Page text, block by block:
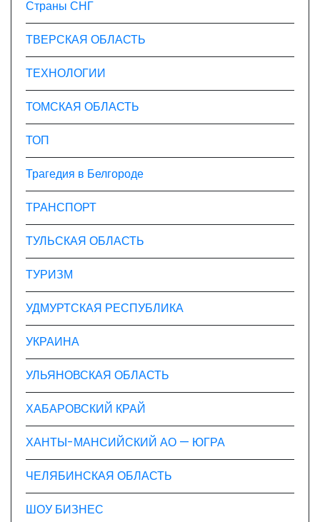
Страны СНГ
ТВЕРСКАЯ ОБЛАСТЬ
ТЕХНОЛОГИИ
ТОМСКАЯ ОБЛАСТЬ
ТОП
Трагедия в Белгороде
ТРАНСПОРТ
ТУЛЬСКАЯ ОБЛАСТЬ
ТУРИЗМ
УДМУРТСКАЯ РЕСПУБЛИКА
УКРАИНА
УЛЬЯНОВСКАЯ ОБЛАСТЬ
ХАБАРОВСКИЙ КРАЙ
ХАНТЫ-МАНСИЙСКИЙ АО — ЮГРА
ЧЕЛЯБИНСКАЯ ОБЛАСТЬ
ШОУ БИЗНЕС